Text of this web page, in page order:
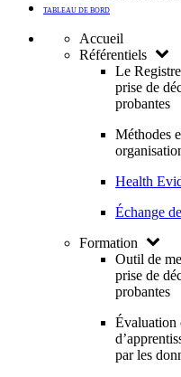
TABLEAU DE BORD
Accueil
Référentiels
Le
prise de
probantes
Méthodes
Health
Échange
Formation
Outil de
prise de
probantes
Évaluation
par les